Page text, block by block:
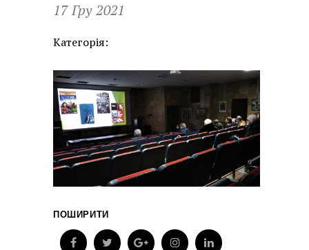
17 Гру 2021
Категорія:
ПОШИРИТИ